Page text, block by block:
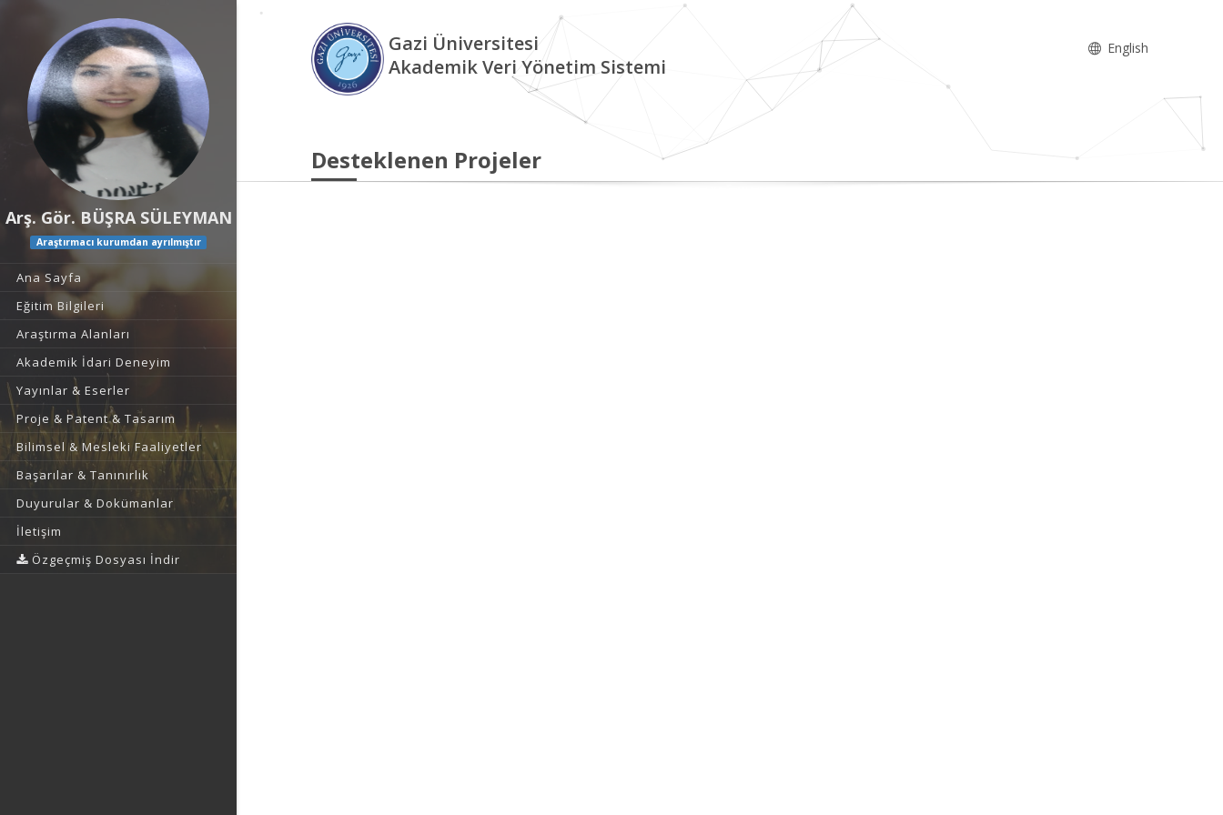
Arş. Gör. BÜŞRA SÜLEYMAN
Araştırmacı kurumdan ayrılmıştır
Ana Sayfa
Eğitim Bilgileri
Araştırma Alanları
Akademik İdari Deneyim
Yayınlar & Eserler
Proje & Patent & Tasarım
Bilimsel & Mesleki Faaliyetler
Başarılar & Tanınırlık
Duyurular & Dokümanlar
İletişim
Özgeçmiş Dosyası İndir
Gazi Üniversitesi
Akademik Veri Yönetim Sistemi
English
Desteklenen Projeler